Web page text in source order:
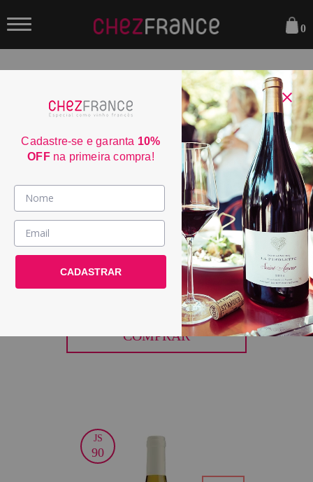
Vinhos >
País / Região >
Le Club >
0
ORDENAR POR:
Almalarga Godello Ribeira Sacra
2024
POR:R$ 279,00
COMPRAR
JS
90
Cadastre-se e garanta 10%
OFFna primeira compra!
CADASTRAR